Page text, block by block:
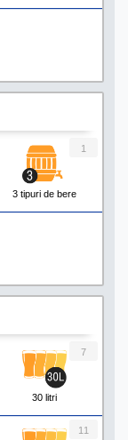
3 tipuri de bere
1
30 litri
7
11